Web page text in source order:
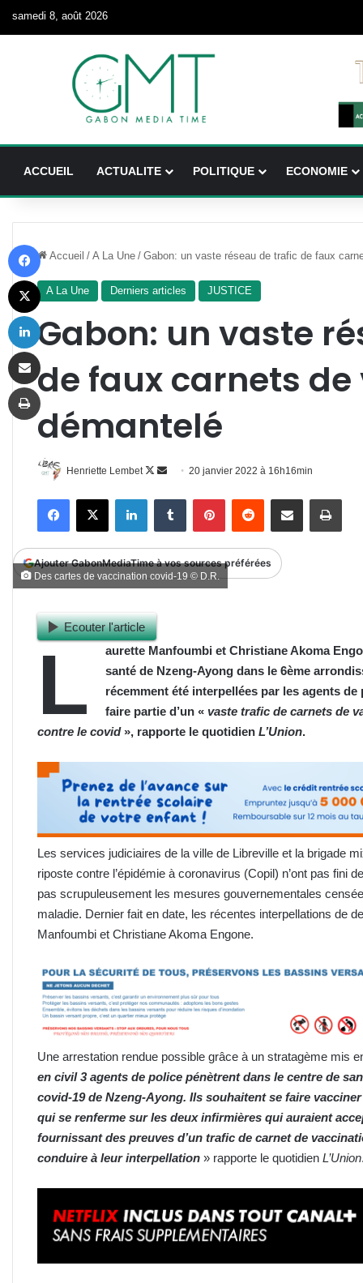
samedi 8, août 2026
ACCUEIL ACTUALITE POLITIQUE ECONOMIE
Accueil / A La Une / Gabon: un vaste réseau de trafic de faux
A La Une Derniers articles JUSTICE
Gabon: un vaste
de faux carnets
démantelé
Henriette Lembet
Follow
Envoyer
courriel
20 janvier 2022 à 16h16min
FacebookX LinkedinTumblr PinterestReddit Partager par email
Ajouter GabonMediaTime à vos sources préférées
Des cartes de vaccination covid-19 © D.R.
Ecouter l'article
L
aurette Manfoumbi et Christiane Akoma
santé de Nzeng-Ayong dans le 6ème
récemment été interpellées par les agents de
faire partie d’un « vaste trafic de carnets de
contre le covid», rapporte le quotidien L’Union.
Les services judiciaires de la ville de Libreville et la brigade
riposte contre l’épidémie à coronavirus (Copil) n’ont pas fini
pas scrupuleusement les mesures gouvernementales
maladie. Dernier fait en date, les récentes interpellations de
Manfoumbi et Christiane Akoma Engone.
Une arrestation rendue possible grâce à un stratagème mis
en civil 3 agents de police pénètrent dans le centre de
covid-19 de Nzeng-Ayong. Ils souhaitent se faire
qui se renferme sur les deux infirmières qui auraient
fournissant des preuves d’un trafic de carnet de
conduire à leur interpellation » rapporte le quotidien L’Union
X
Imprimer